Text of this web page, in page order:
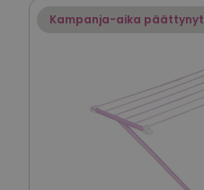
Kampanja-aika päättynyt